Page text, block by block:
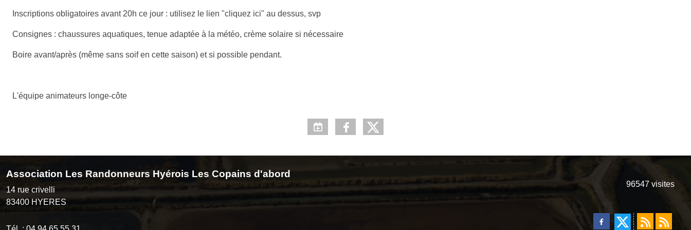
Inscriptions obligatoires avant 20h ce jour : utilisez le lien "cliquez ici" au dessus, svp
Consignes : chaussures aquatiques, tenue adaptée à la météo, crème solaire si nécessaire
Boire avant/après (même sans soif en cette saison) et si possible pendant.
L'équipe animateurs longe-côte
Association Les Randonneurs Hyérois Les Copains d'abord
14 rue crivelli
83400 HYERES
96547 visites